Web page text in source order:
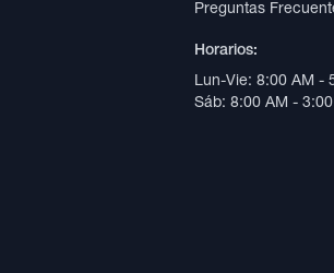
Preguntas
Horarios:
Lun-Vie: 8:00 AM -
Sáb: 8:00 AM - 3:00